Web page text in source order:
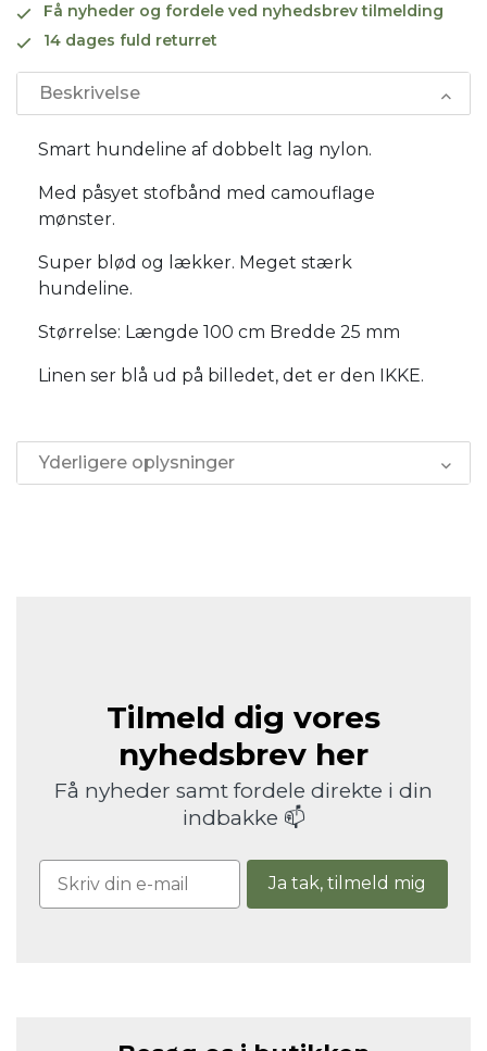
Få nyheder og fordele ved nyhedsbrev tilmelding
14 dages fuld returret
Beskrivelse
Smart hundeline af dobbelt lag nylon.
Med påsyet stofbånd med camouflage
mønster.
Super blød og lækker. Meget stærk
hundeline.
Størrelse: Længde 100 cm Bredde 25 mm
Linen ser blå ud på billedet, det er den IKKE.
Yderligere oplysninger
Tilmeld dig vores
nyhedsbrev her
Få nyheder samt fordele direkte i din
indbakke 📫
Ja tak, tilmeld mig